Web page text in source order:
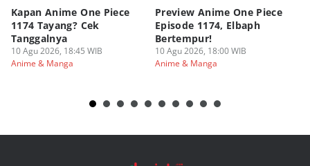
Kapan Anime One Piece
1174 Tayang? Cek
Tanggalnya
10 Agu 2026, 18:45 WIB
Anime & Manga
Preview Anime One Piece
Episode 1174, Elbaph
Bertempur!
10 Agu 2026, 18:00 WIB
Anime & Manga